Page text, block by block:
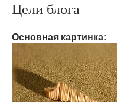
Цели блога
Основная картинка: